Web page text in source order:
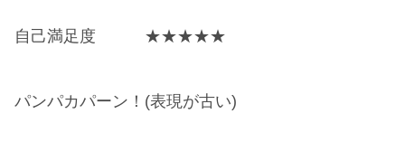
自己満足度 ★★★★★
パンパカパーン！(表現が古い)